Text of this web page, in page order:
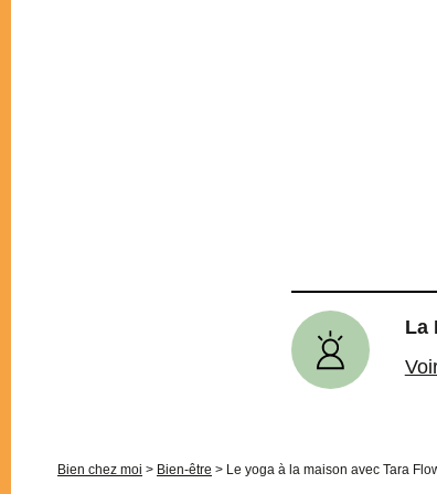
La
Bien chez moi > Bien-être > Le yoga à la maison avec Tara